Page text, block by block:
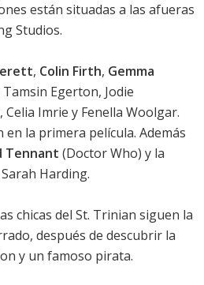
están situadas a las afueras
Studios.
, Colin Firth, Gemma
Tamsin Egerton, Jodie
, Celia Imrie y Fenella Woolgar.
la primera película. Además
Tennant (Doctor Who) y la
Harding.
chicas del St. Trinian siguen la
después de descubrir la
y un famoso pirata.